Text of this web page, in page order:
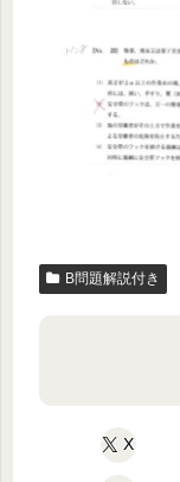
B問題解説付き
X